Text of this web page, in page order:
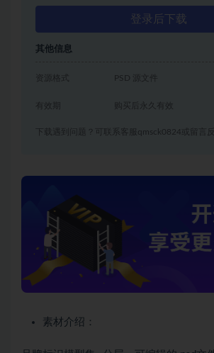
登录后下载
其他信息
资源格式 PSD 源文件
有效期 购买后永久有效
下载遇到问题？可联系客服qmsck0824或留言反
素材介绍：